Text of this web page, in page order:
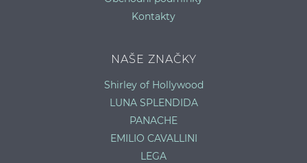
Kontakty
NAŠE ZNAČKY
Shirley of Hollywood
LUNA SPLENDIDA
PANACHE
EMILIO CAVALLINI
LEGA